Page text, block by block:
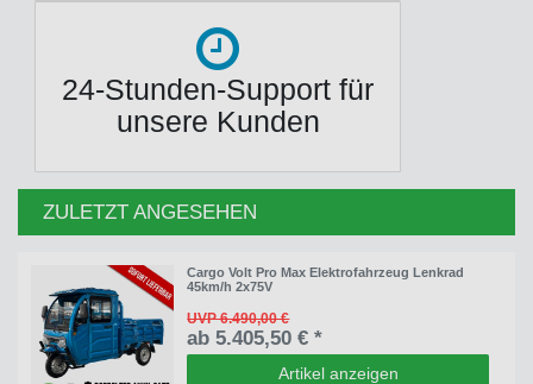
24-Stunden-Support für
unsere Kunden
ZULETZT ANGESEHEN
Cargo Volt Pro Max Elektrofahrzeug Lenkrad
45km/h 2x75V
UVP 6.490,00 €
ab 5.405,50 € *
Artikel anzeigen